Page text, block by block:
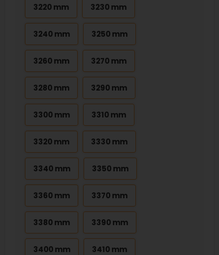
3220 mm 3230 mm
3240 mm 3250 mm
3260 mm 3270 mm
3280 mm 3290 mm
3300 mm 3310 mm
3320 mm 3330 mm
3340 mm 3350 mm
3360 mm 3370 mm
3380 mm 3390 mm
3400 mm 3410 mm